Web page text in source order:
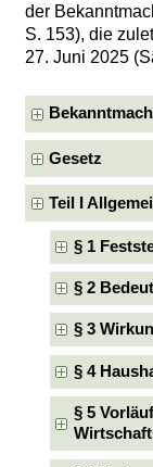
der
S. 153), die
27. Juni 2025
Gesetz
Teil I
§ 1
§ 2
§ 3
§ 4
§ 5